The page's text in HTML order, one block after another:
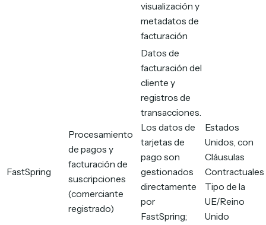
visualización y
metadatos de
facturación
FastSpring
Procesamiento
de pagos y
facturación de
suscripciones
(comerciante
registrado)
Datos de
facturación del
cliente y
registros de
transacciones.
Los datos de
tarjetas de
pago son
gestionados
directamente
por
FastSpring;
Estados
Unidos, con
Cláusulas
Contractuales
Tipo de la
UE/Reino
Unido